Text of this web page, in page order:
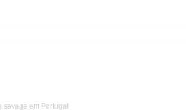
savage em Portugal